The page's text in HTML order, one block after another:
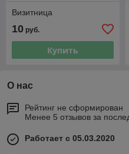
Визитница
10 руб.
Купить
О нас
Рейтинг не сформирован
Менее 5 отзывов за
Работает с 05.03.2020